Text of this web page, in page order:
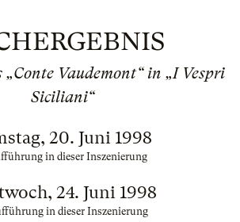
„Conte Vaudemont“ in „I Vespri
Siciliani“
20. Juni 1998
in dieser Inszenierung
24. Juni 1998
in dieser Inszenierung